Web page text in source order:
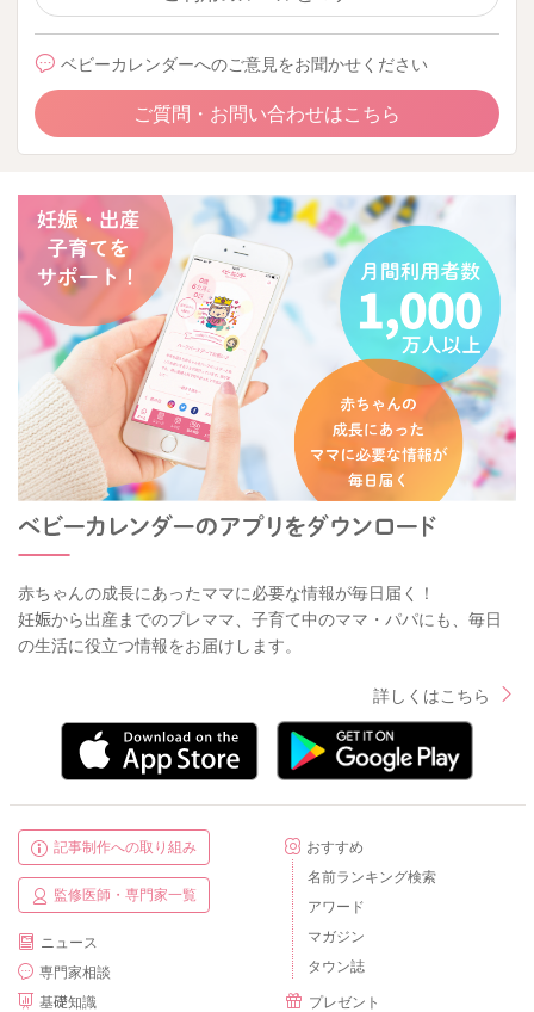
ベビーカレンダーへのご意見をお聞かせください
ご質問・お問い合わせはこちら
赤ちゃんの成長にあったママに必要な情報が毎日届く！
妊娠から出産までのプレママ、子育て中のママ・パパにも、毎日
の生活に役立つ情報をお届けします。
詳しくはこちら
記事制作への取り組み
監修医師・専門家一覧
ニュース
専門家相談
基礎知識
おすすめ
名前ランキング検索
アワード
マガジン
タウン誌
プレゼント